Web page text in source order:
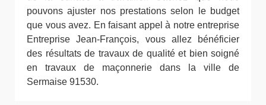
pouvons ajuster nos prestations selon le budget
que vous avez. En faisant appel à notre entreprise
Entreprise Jean-François, vous allez bénéficier
des résultats de travaux de qualité et bien soigné
en travaux de maçonnerie dans la ville de
Sermaise 91530.